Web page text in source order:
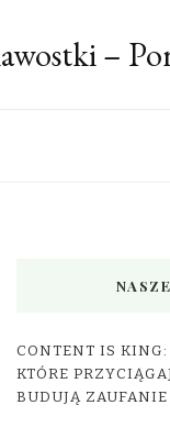
–
CONTENT IS KING:
KTÓRE
BUDUJĄ ZAUFANIE